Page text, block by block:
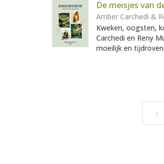
De meisjes van
Amber Carchedi &
Kweken, oogsten,
Carchedi en Reny
moeilijk en
‹